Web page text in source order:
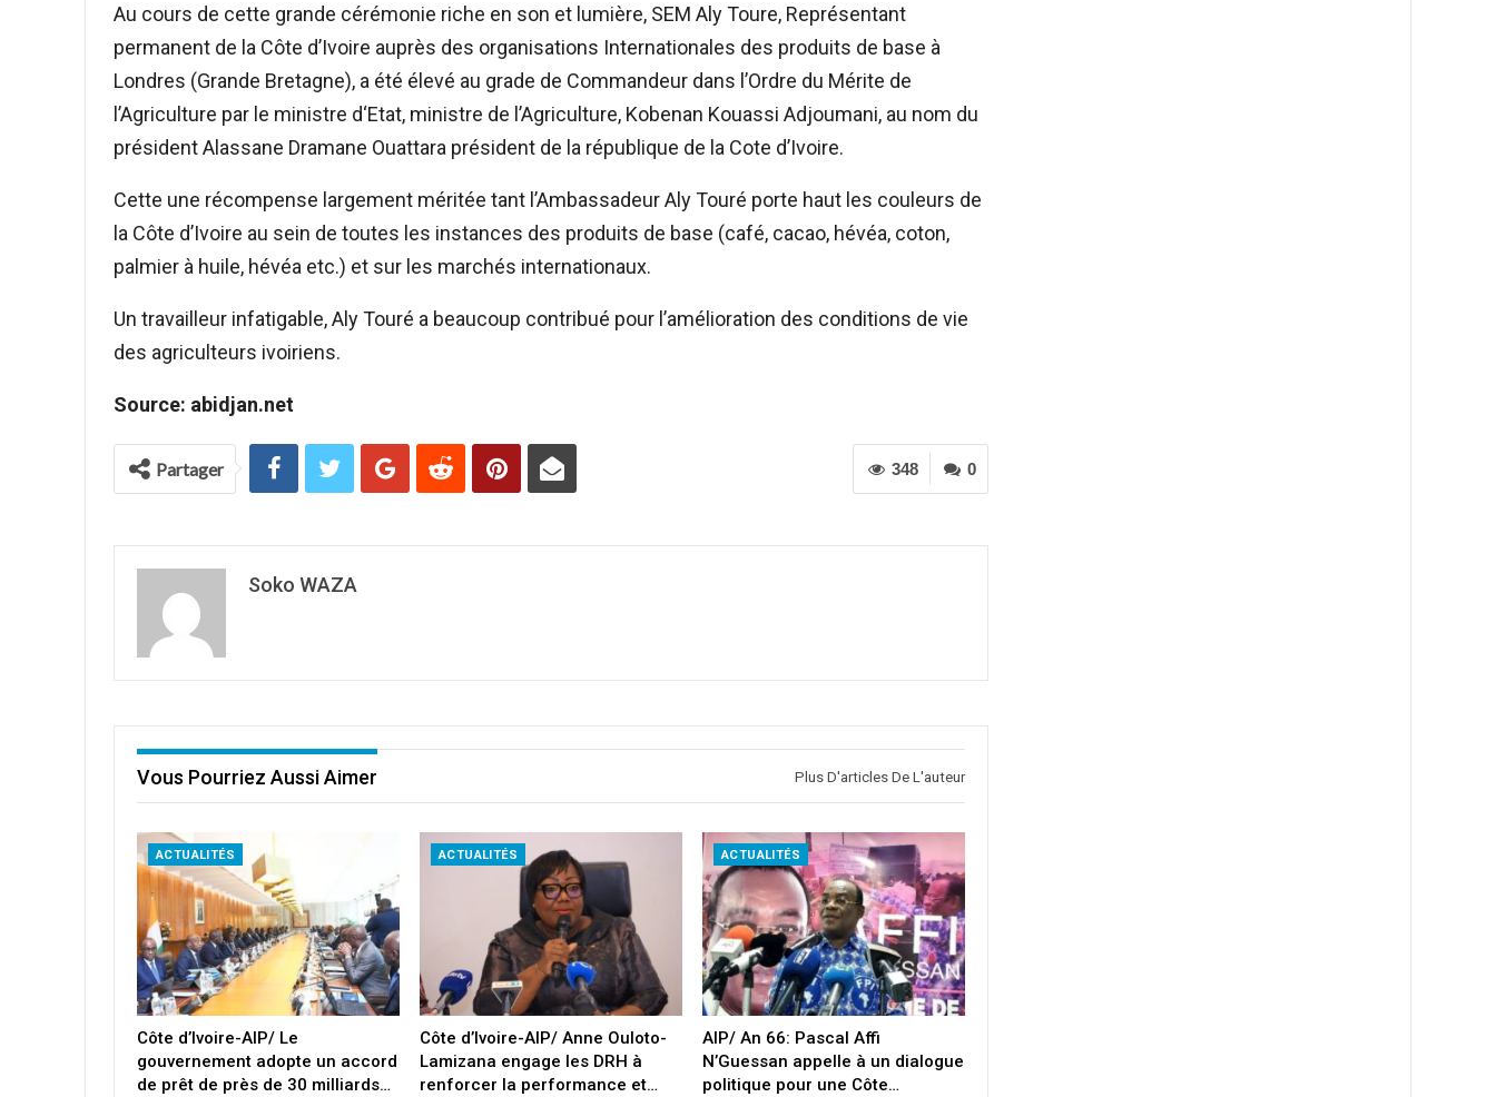
Au cours de cette grande cérémonie riche en son et lumière, SEM Aly Toure, Représentant
permanent de la Côte d’Ivoire auprès des organisations Internationales des produits de base à
Londres (Grande Bretagne), a été élevé au grade de Commandeur dans l’Ordre du Mérite de
l’Agriculture par le ministre d‘Etat, ministre de l’Agriculture, Kobenan Kouassi Adjoumani, au nom du
président Alassane Dramane Ouattara président de la république de la Cote d’Ivoire.
Cette une récompense largement méritée tant l’Ambassadeur Aly Touré porte haut les couleurs de
la Côte d’Ivoire au sein de toutes les instances des produits de base (café, cacao, hévéa, coton,
palmier à huile, hévéa etc.) et sur les marchés internationaux.
Un travailleur infatigable, Aly Touré a beaucoup contribué pour l’amélioration des conditions de vie
des agriculteurs ivoiriens.
Source: abidjan.net
0
348
Partager
Soko WAZA
Vous Pourriez Aussi Aimer Plus D'articles De L'auteur
ACTUALITÉS
Côte d’Ivoire-AIP/ Le
gouvernement adopte un accord
de prêt de près de 30 milliards…
ACTUALITÉS
Côte d’Ivoire-AIP/ Anne Ouloto-
Lamizana engage les DRH à
renforcer la performance et…
ACTUALITÉS
AIP/ An 66: Pascal Affi
N’Guessan appelle à un dialogue
politique pour une Côte…